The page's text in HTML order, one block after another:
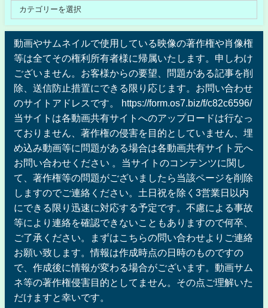
動画やサムネイルで使用している映像の著作権や肖像権
等は全てその権利所有者様に帰属いたします。申しわけ
ございません。お客様からの要望、問題がある記事を削
除、送信防止措置にできる限り応じます。お問い合わせ
のサイトアドレスです。 https://form.os7.biz/f/c82c6596/
当サイトは各動画共有サイトへのアップロードは行なっ
ておりません、著作権の侵害を目的としていません、埋
め込み動画等に問題がある場合は各動画共有サイト元へ
お問い合わせください 。当サイトのコンテンツに関し
て、著作権等の問題がございましたら当該ページを削除
しますのでご連絡ください。土日祝を除く3営業日以内
にできる限り迅速に対応する予定です。不慮による事故
等により連絡を確認できないこともありますので何卒、
ご了承ください。まずはこちらの問い合わせよりご連絡
お願い致します。情報は作成時点の日時のものですの
で、作成後に情報が変わる場合がございます。動画サム
ネ等の著作権侵害目的としてません。その点ご理解いた
だけますと幸いです。